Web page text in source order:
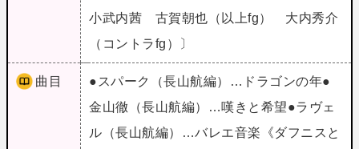
小武内茜 古賀朝也（以上fg） 大内秀介
（コントラfg）〕
曲目
●スパーク（長山航編）…ドラゴンの年●
金山徹（長山航編）…嘆きと希望●ラヴェ
ル（長山航編）…バレエ音楽《ダフニスと